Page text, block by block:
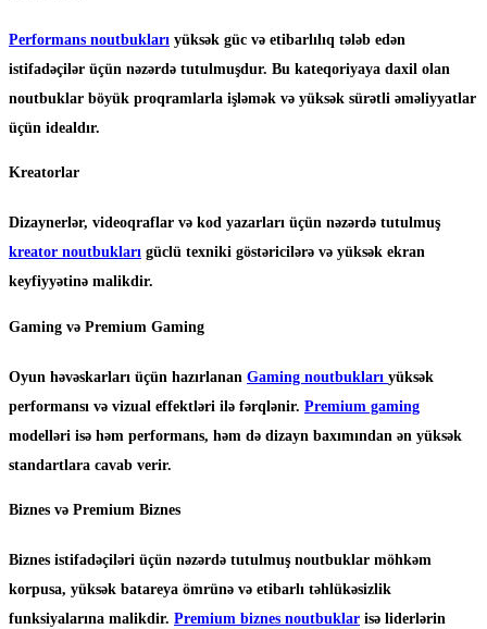
Performans noutbukları yüksək güc və etibarlılıq tələb edən
istifadəçilər üçün nəzərdə tutulmuşdur. Bu kateqoriyaya daxil olan
noutbuklar böyük proqramlarla işləmək və yüksək sürətli əməliyyatlar
üçün idealdır.
Kreatorlar
Dizaynerlər, videoqraflar və kod yazarları üçün nəzərdə tutulmuş
kreator noutbukları güclü texniki göstəricilərə və yüksək ekran
keyfiyyətinə malikdir.
Gaming və Premium Gaming
Oyun həvəskarları üçün hazırlanan Gaming noutbukları yüksək
performansı və vizual effektləri ilə fərqlənir. Premium gaming
modelləri isə həm performans, həm də dizayn baxımından ən yüksək
standartlara cavab verir.
Biznes və Premium Biznes
Biznes istifadəçiləri üçün nəzərdə tutulmuş noutbuklar möhkəm
korpusa, yüksək batareya ömrünə və etibarlı təhlükəsizlik
funksiyalarına malikdir. Premium biznes noutbuklar isə liderlərin